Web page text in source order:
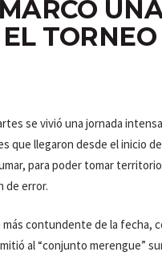
TORNEO
se vivió una jornada
que llegaron desde el inicio
para poder tomar
de error.
contundente de la fecha,
al “conjunto merengue”